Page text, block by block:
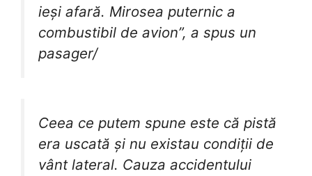
ieși afară. Mirosea puternic a
combustibil de avion”, a spus un
pasager/
Ceea ce putem spune este că pistă
era uscată şi nu existau condiţii de
vânt lateral. Cauza accidentului